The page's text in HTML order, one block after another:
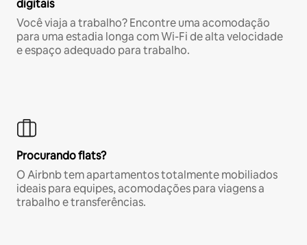
digitais
Você viaja a trabalho? Encontre uma acomodação
para uma estadia longa com Wi-Fi de alta velocidade
e espaço adequado para trabalho.
Procurando flats?
O Airbnb tem apartamentos totalmente mobiliados
ideais para equipes, acomodações para viagens a
trabalho e transferências.